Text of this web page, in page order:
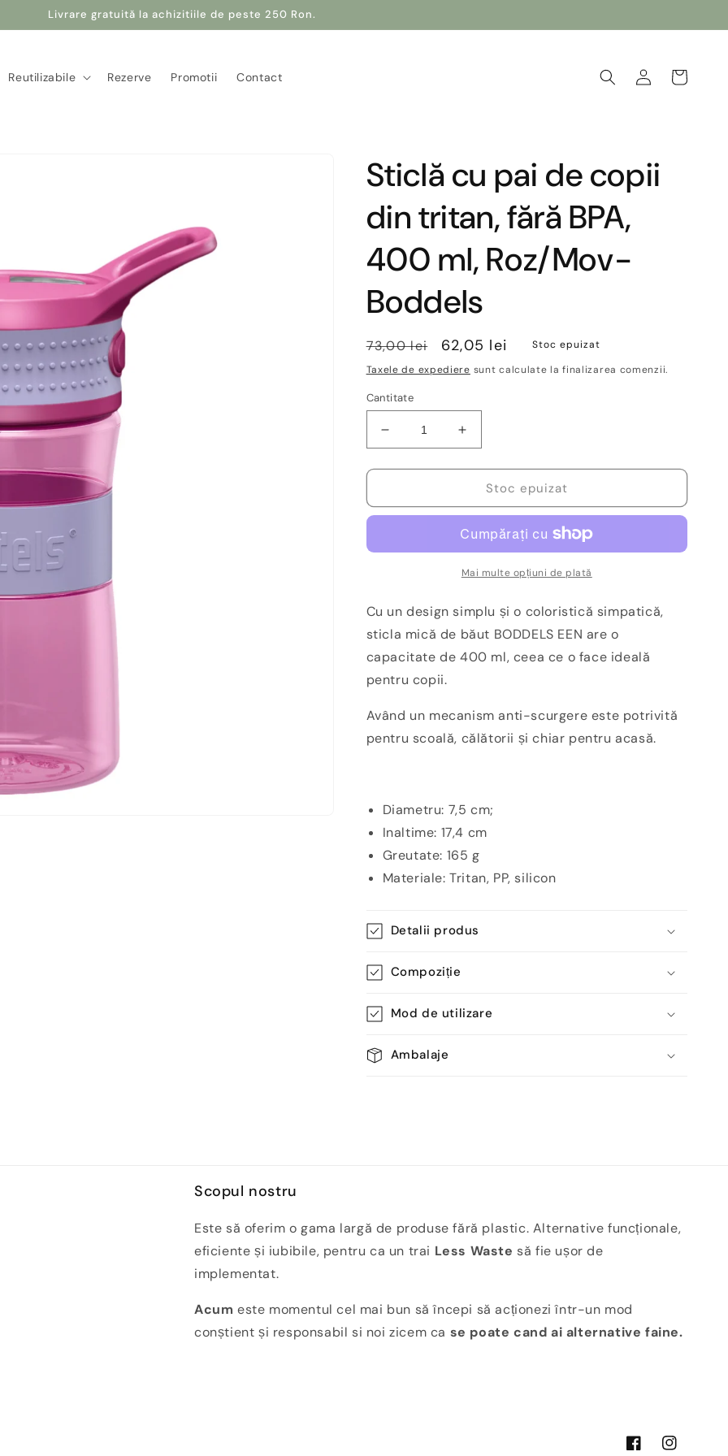
Livrare gratuită la achizitiile de peste 250 Ron.
Reutilizabile Rezerve Promotii Contact
Conectați-
vă
Coș
Sticlă cu pai de copii
din tritan, fără BPA,
400 ml, Roz/Mov-
Boddels
Preț
obișnuit
73,00 lei
Preț
redus
62,05 lei
Stoc epuizat
Taxele de expediere sunt calculate la finalizarea comenzii.
Cantitate
Reduceți
cantitatea
pentru
cu
copii
fără
400
ml,
Roz/Mov-
Boddels
Creșteți
cantitatea
pentru
Sticlă
cu
de
copii
din
fără
BPA,
400
ml,
Stoc epuizat
Mai multe opțiuni de plată
Cu un design simplu și o coloristică simpatică,
sticla mică de băut BODDELS EEN are o
capacitate de 400 ml, ceea ce o face ideală
pentru copii.
Având un mecanism anti-scurgere este potrivită
pentru scoală, călătorii și chiar pentru acasă.
Diametru: 7,5 cm;
Inaltime: 17,4 cm
Greutate: 165 g
Materiale: Tritan, PP, silicon
Detalii produs
Compoziție
Mod de utilizare
Ambalaje
Scopul nostru
Este să oferim o gama largă de produse fără plastic. Alternative funcționale,
eficiente și iubibile, pentru ca un trai Less Waste să fie ușor de
implementat.
Acum este momentul cel mai bun să începi să acționezi într-un mod
conștient și responsabil si noi zicem ca se poate cand ai alternative faine.
FacebookInstagram